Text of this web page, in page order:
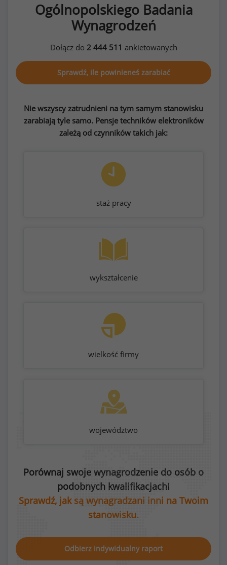
Ogólnopolskiego Badania
Wynagrodzeń
Dołącz do 2 444 511 ankietowanych
Sprawdź, ile powinieneś zarabiać
Nie wszyscy zatrudnieni na tym samym stanowisku
zarabiają tyle samo. Pensje techników elektroników
zależą od czynników takich jak:
staż pracy
wykształcenie
wielkość firmy
województwo
Porównaj swoje wynagrodzenie do osób o
podobnych kwalifikacjach!
Sprawdź, jak są wynagradzani inni na Twoim
stanowisku.
Odbierz indywidualny raport